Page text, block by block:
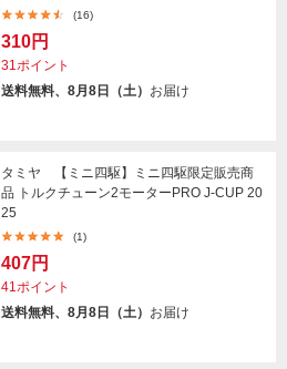
(16)
310円
31ポイント
送料無料、8月8日（土） お届け
タミヤ 【ミニ四駆】ミニ四駆限定販売商
品 トルクチューン2モーターPRO J-CUP 20
25
(1)
407円
41ポイント
送料無料、8月8日（土） お届け